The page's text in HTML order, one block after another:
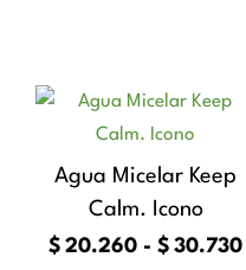
la
de
Agua Micelar Keep
Calm. Icono
$ 20.260 - $ 30.730
Este